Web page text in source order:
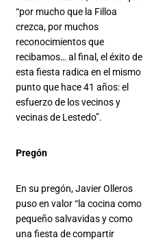
“por mucho que la Filloa
crezca, por muchos
reconocimientos que
recibamos… al final, el éxito de
esta fiesta radica en el mismo
punto que hace 41 años: el
esfuerzo de los vecinos y
vecinas de Lestedo”.
Pregón
En su pregón, Javier Olleros
puso en valor “la cocina como
pequeño salvavidas y como
una fiesta de compartir